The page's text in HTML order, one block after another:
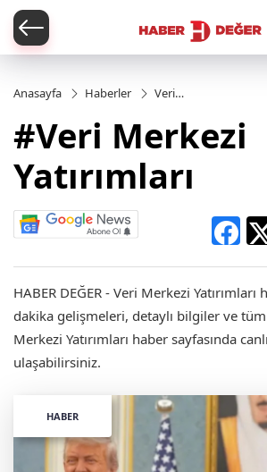
Anasayfa Haberler
Veri
Yatırımları
#Veri Merkezi
Yatırımları
HABER DEĞER - Veri Merkezi
dakika gelişmeleri, detaylı bilgiler ve
Merkezi Yatırımları haber sayfasında
ulaşabilirsiniz.
HABER